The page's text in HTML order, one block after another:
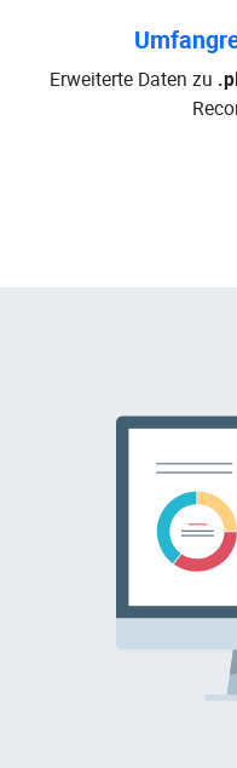
Erweiterte Daten zu